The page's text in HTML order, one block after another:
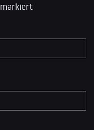
markiert